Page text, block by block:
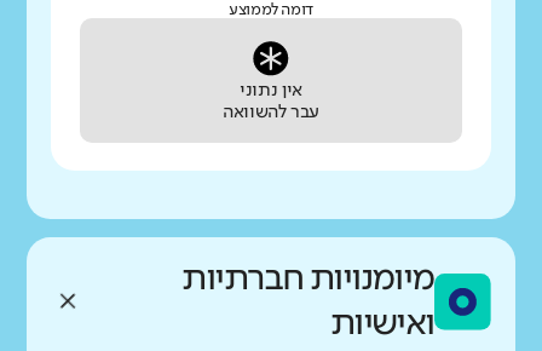
דומה לממוצע
אין נתוני
עבר להשוואה
מיומנויות חברתיות
ואישיות